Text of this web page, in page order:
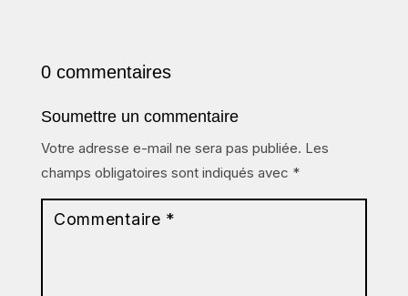
0 commentaires
Soumettre un commentaire
Votre adresse e-mail ne sera pas publiée. Les
champs obligatoires sont indiqués avec *